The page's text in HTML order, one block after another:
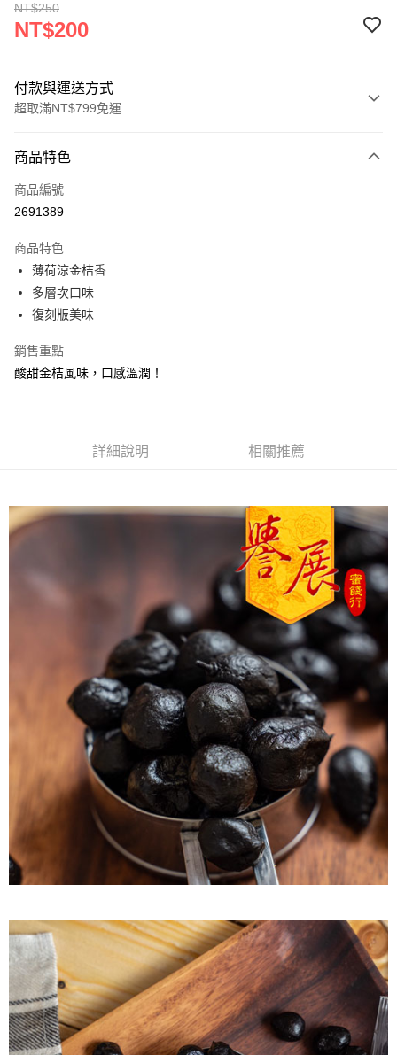
NT$250
NT$200
付款與運送方式
超取滿NT$799免運
信用卡一次付款
超商取貨付款
Apple Pay
街口支付
Google Pay
每筆NT$60，滿NT$799(含以上)免運費
每筆NT$60，滿NT$799(含以上)免運費
每筆NT$60，滿NT$799(含以上)免運費
付款後7-11取貨
每筆NT$60，滿NT$799(含以上)免運費
每筆NT$150，滿NT$1,399(含以上)免運費
澎湖金門馬祖宅配到家
每筆NT$250
免運費
商品特色
商品編號
2691389
商品特色
薄荷涼金桔香
多層次口味
復刻版美味
銷售重點
酸甜金桔風味，口感溫潤！
詳細說明 相關推薦